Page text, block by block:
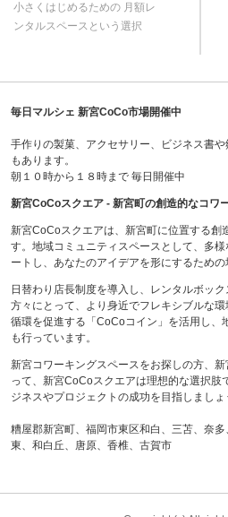
小さくはじめるための 月額レ
ンタルスペースという選択
毎日マルシェ 新宮CoCo市場開催中
手作りの製菓、アクセサリー、ビジネス書
もあります。
朝１０時から１８時まで 毎日開催中
新宮CoCoスクエア - 新宮町の創造的なコワ
新宮CoCoスクエアは、新宮町に位置する創
す。地域コミュニティスペースとして、多
ートし、あなたのアイデアを形にするための
日替わり店長制度を導入し、レンタルボッ
方々にとって、より身近でフレキシブルな
循環を促進する「CoCoコイン」を活用し、
も行っています。
新宮コワーキングスペースをお探しの方、
って、新宮CoCoスクエアは理想的な選択肢
ジネスやプロジェクトの成功を目指しましょ
糟屋郡新宮町、福岡市東区和白、三苫、奈
東、和白丘、唐原、香椎、古賀市